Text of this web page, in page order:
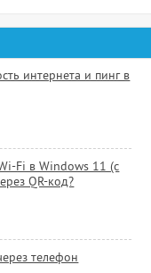
интернета и пинг в
Fi в Windows 11 (с
QR-код?
телефон